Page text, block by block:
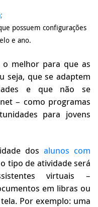
possuem configurações
e ano.
o melhor para que as
seja, que se adaptem
e que não se
– como programas
para jovens
dos alunos com
tipo de atividade será
virtuais –
em libras ou
Por exemplo: uma